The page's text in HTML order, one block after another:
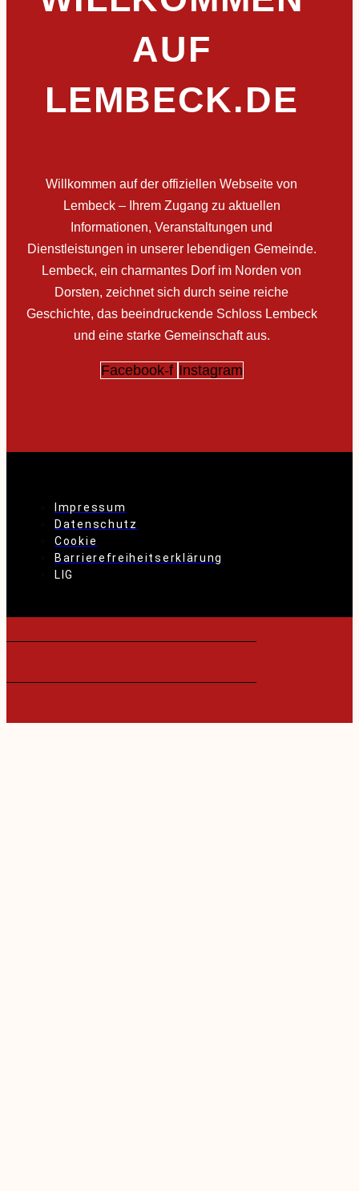
AUF
LEMBECK.DE
Willkommen auf der offiziellen Webseite von
Lembeck – Ihrem Zugang zu aktuellen
Informationen, Veranstaltungen und
Dienstleistungen in unserer lebendigen Gemeinde.
Lembeck, ein charmantes Dorf im Norden von
Dorsten, zeichnet sich durch seine reiche
Geschichte, das beeindruckende Schloss Lembeck
und eine starke Gemeinschaft aus.
Facebook-f Instagram
Impressum
Datenschutz
Cookie
Barrierefreiheitserklärung
LIG